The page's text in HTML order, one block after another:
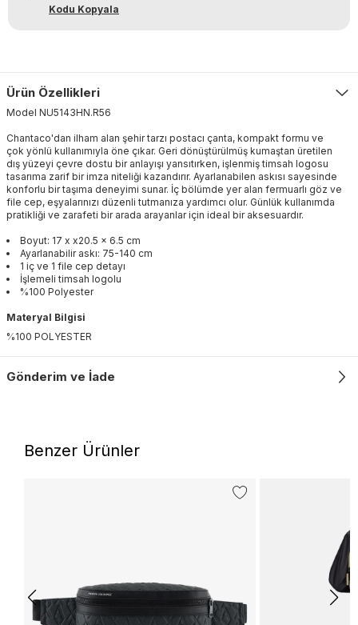
Kodu Kopyala
Ürün Özellikleri
Model NU5143HN.R56
Chantaco'dan ilham alan şehir tarzı postacı çanta, kompakt formu ve
çok yönlü kullanımıyla öne çıkar. Geri dönüştürülmüş kumaştan üretilen
dış yüzeyi çevre dostu bir anlayışı yansıtırken, işlenmiş timsah logosu
tasarıma zarif bir imza niteliği kazandırır. Ayarlanabilen askısı sayesinde
konforlu bir taşıma deneyimi sunar. İç bölümde yer alan fermuarlı göz ve
file cep, eşyalarınızı düzenli tutmanıza yardımcı olur. Günlük kullanımda
pratikliği ve zarafeti bir arada arayanlar için ideal bir aksesuardır.
Boyut: 17 x x20.5 x 6.5 cm
Ayarlanabilir askı: 75-140 cm
1 iç ve 1 file cep detayı
İşlemeli timsah logolu
%100 Polyester
Materyal Bilgisi
%100 POLYESTER
Gönderim ve İade
Benzer Ürünler